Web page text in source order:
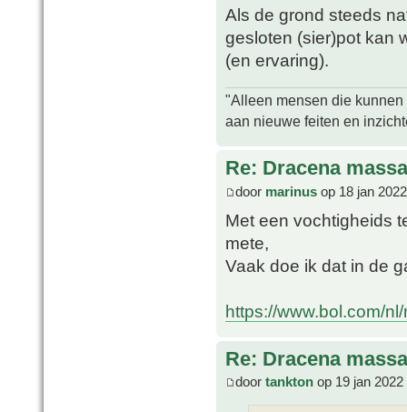
Als de grond steeds
gesloten (sier)pot kan
(en ervaring).
"Alleen mensen die
aan nieuwe feiten en
Re: Dracena
door marinus op 18 jan
Met een vochtigheids
mete,
Vaak doe ik dat in de
https://www.bol.com/
Re: Dracena
door tankton op 19 jan 2022